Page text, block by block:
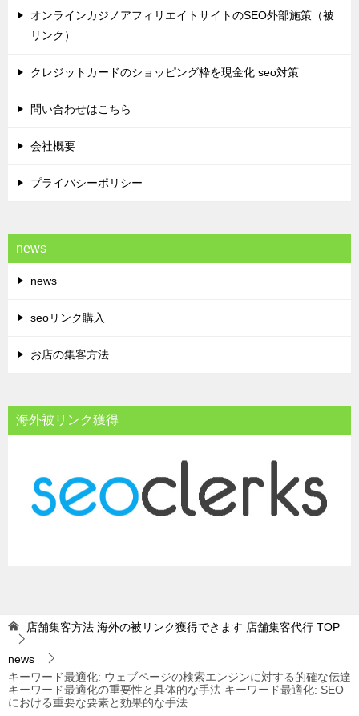
オンラインカジノアフィリエイトサイトのSEO外部施策（被
リンク）
クレジットカードのショッピング枠を現金化 seo対策
問い合わせはこちら
会社概要
プライバシーポリシー
news
news
seoリンク購入
お店の集客方法
海外被リンク獲得
店舗集客方法 海外の被リンク獲得できます 店舗集客代行 TOP
news
キーワード最適化: ウェブページの検索エンジンに対する的確な伝達
キーワード最適化の重要性と具体的な手法 キーワード最適化: SEO
における重要な要素と効果的な手法